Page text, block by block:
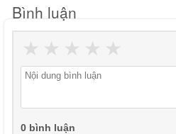
Bình luận
★
★
★
★
★
0 bình luận